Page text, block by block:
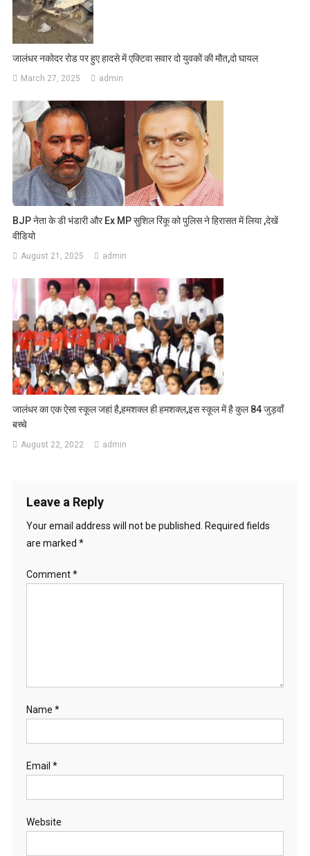
जालंधर नकोदर रोड पर हुए हादसे में एक्टिवा सवार दो युवकों की मौत,दो घायल
March 27, 2025 admin
BJP नेता के डी भंडारी और Ex MP सुशिल रिंकू को पुलिस ने हिरासत में लिया ,देखें
वीडियो
August 21, 2025 admin
जालंधर का एक ऐसा स्कूल जहां है,हमशक्ल ही हमशक्ल,इस स्कूल में है कुल 84 जुड़वाँ
बच्चे
August 22, 2022 admin
Leave a Reply
Your email address will not be published.
Required fields
are marked *
Comment*
Name *
Email *
Website